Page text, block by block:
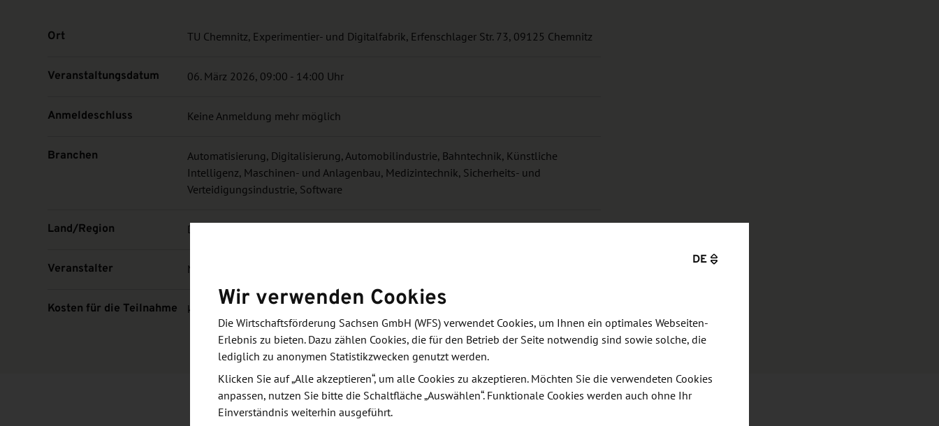
Ort TU Chemnitz, Experimentier- und Digitalfabrik, Erfenschlager Str. 73, 09125 Chemnitz
Veranstaltungsdatum 06. März 2026, 09:00 - 14:00 Uhr
Anmeldeschluss Keine Anmeldung mehr möglich
Branchen
Automatisierung, Digitalisierung, Automobilindustrie, Bahntechnik, Künstliche
Intelligenz, Maschinen- und Anlagenbau, Medizintechnik, Sicherheits- und
Verteidigungsindustrie, Software
Land/Region Deutschland, Sachsen
Veranstalter Mittelstand-Digital-Zentrum Chemnitz in Kooperation mit SNgoes.digital
Kosten für die Teilnahme kostenlose Teilnahme, Anmeldung erforderlich
DE
Wir verwenden Cookies
Die Wirtschaftsförderung Sachsen GmbH (WFS) verwendet Cookies, um Ihnen ein optimales Webseiten-
Erlebnis zu bieten. Dazu zählen Cookies, die für den Betrieb der Seite notwendig sind sowie solche, die
lediglich zu anonymen Statistikzwecken genutzt werden.
Klicken Sie auf „Alle akzeptieren“, um alle Cookies zu akzeptieren. Möchten Sie die verwendeten Cookies
anpassen, nutzen Sie bitte die Schaltfläche „Auswählen“. Funktionale Cookies werden auch ohne Ihr
Einverständnis weiterhin ausgeführt.